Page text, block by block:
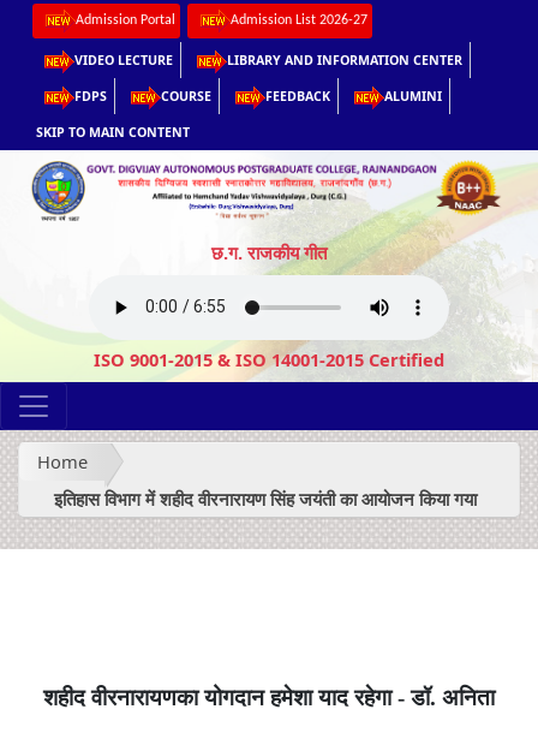
Admission Portal Admission List 2026-27
VIDEO LECTURE LIBRARY AND INFORMATION CENTER
FDPS COURSE FEEDBACK ALUMINI
SKIP TO MAIN CONTENT
छ.ग. राजकीय गीत
ISO 9001-2015 & ISO 14001-2015 Certified
Home
इतिहास विभाग में शहीद वीरनारायण सिंह जयंती का आयोजन किया गया
शहीद वीरनारायणका योगदान हमेशा याद रहेगा - डॉ. अनिता